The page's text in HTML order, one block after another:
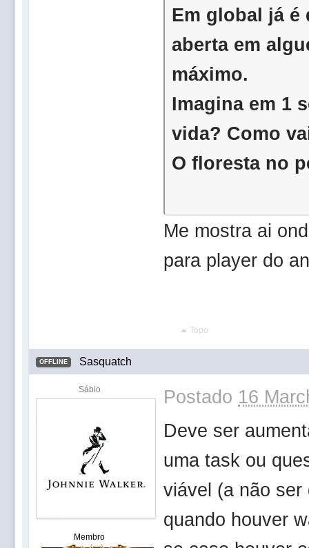
Em global já é
aberta em
máximo.
Imagina em 1
vida? Como
O floresta no
Me mostra ai
para player do
Topo
OFFLINE Sasquatch
Sábio
Membro
Postado 16
Deve ser
uma task ou
viável (a não ser
quando houver